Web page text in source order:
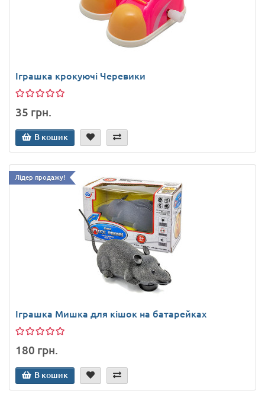
Іграшка крокуючі Черевики
35 грн.
В кошик
Лідер продажу!
Іграшка Мишка для кішок на батарейках
180 грн.
В кошик